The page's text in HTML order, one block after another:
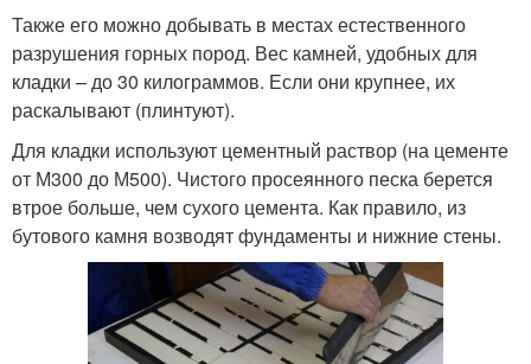
Также его можно добывать в местах естественного
разрушения горных пород. Вес камней, удобных для
кладки – до 30 килограммов. Если они крупнее, их
раскалывают (плинтуют).
Для кладки используют цементный раствор (на цементе
от М300 до М500). Чистого просеянного песка берется
втрое больше, чем сухого цемента. Как правило, из
бутового камня возводят фундаменты и нижние стены.